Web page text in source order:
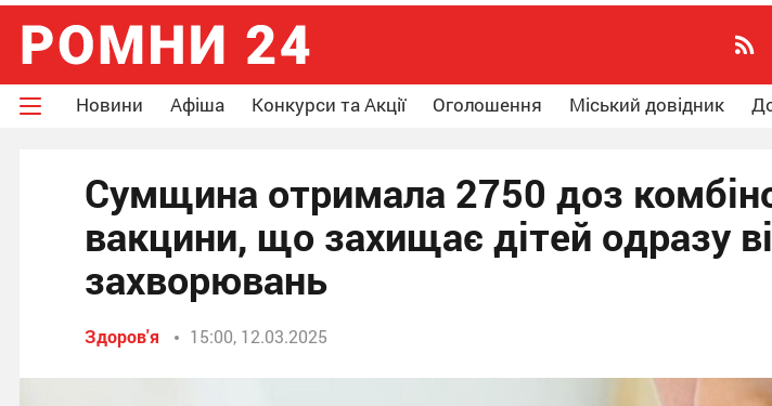
Новини Афіша Конкурси та Акції Оголошення Міський довідник
Сумщина отримала 2750 доз
вакцини, що захищає дітей одразу
захворювань
Здоров'я 15:00, 12.03.2025